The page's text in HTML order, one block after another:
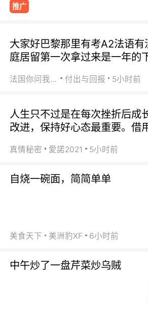
推广
大家好巴黎那里有考A2法语有
庭居留第一次拿过来是一年的
法国你问我答 付出与回报 5小时前
人生只不过是在每次挫折后成
改进，保持好心态最重要。借
真情秘密 愛諾2021 5小时前
自烧一碗面，简简单单
美食天下 美洲豹XF 6小时前
中午炒了一盘芹菜炒乌贼